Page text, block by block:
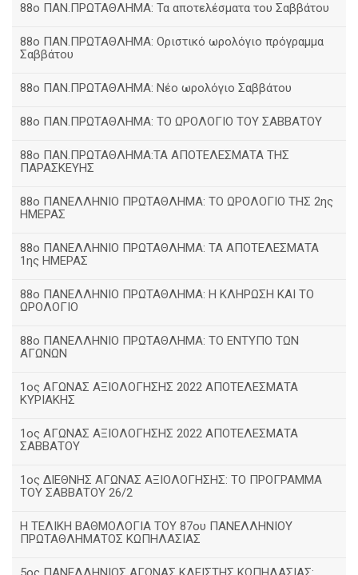
88ο ΠΑΝ.ΠΡΩΤΑΘΛΗΜΑ: Τα αποτελέσματα του Σαββάτου
88ο ΠΑΝ.ΠΡΩΤΑΘΛΗΜΑ: Οριστικό ωρολόγιο πρόγραμμα
Σαββάτου
88ο ΠΑΝ.ΠΡΩΤΑΘΛΗΜΑ: Νέο ωρολόγιο Σαββάτου
88ο ΠΑΝ.ΠΡΩΤΑΘΛΗΜΑ: ΤΟ ΩΡΟΛΟΓΙΟ ΤΟΥ ΣΑΒΒΑΤΟΥ
88ο ΠΑΝ.ΠΡΩΤΑΘΛΗΜΑ:ΤΑ ΑΠΟΤΕΛΕΣΜΑΤΑ ΤΗΣ
ΠΑΡΑΣΚΕΥΗΣ
88ο ΠΑΝΕΛΛΗΝΙΟ ΠΡΩΤΑΘΛΗΜΑ: ΤΟ ΩΡΟΛΟΓΙΟ ΤΗΣ 2ης
ΗΜΕΡΑΣ
88ο ΠΑΝΕΛΛΗΝΙΟ ΠΡΩΤΑΘΛΗΜΑ: ΤΑ ΑΠΟΤΕΛΕΣΜΑΤΑ
1ης ΗΜΕΡΑΣ
88ο ΠΑΝΕΛΛΗΝΙΟ ΠΡΩΤΑΘΛΗΜΑ: Η ΚΛΗΡΩΣΗ ΚΑΙ ΤΟ
ΩΡΟΛΟΓΙΟ
88ο ΠΑΝΕΛΛΗΝΙΟ ΠΡΩΤΑΘΛΗΜΑ: ΤΟ ΕΝΤΥΠΟ ΤΩΝ
ΑΓΩΝΩΝ
1ος ΑΓΩΝΑΣ ΑΞΙΟΛΟΓΗΣΗΣ 2022 ΑΠΟΤΕΛΕΣΜΑΤΑ
ΚΥΡΙΑΚΗΣ
1ος ΑΓΩΝΑΣ ΑΞΙΟΛΟΓΗΣΗΣ 2022 ΑΠΟΤΕΛΕΣΜΑΤΑ
ΣΑΒΒΑΤΟΥ
1ος ΔΙΕΘΝΗΣ ΑΓΩΝΑΣ ΑΞΙΟΛΟΓΗΣΗΣ: ΤΟ ΠΡΟΓΡΑΜΜΑ
ΤΟΥ ΣΑΒΒΑΤΟΥ 26/2
Η ΤΕΛΙΚΗ ΒΑΘΜΟΛΟΓΙΑ ΤΟΥ 87ου ΠΑΝΕΛΛΗΝΙΟΥ
ΠΡΩΤΑΘΛΗΜΑΤΟΣ ΚΩΠΗΛΑΣΙΑΣ